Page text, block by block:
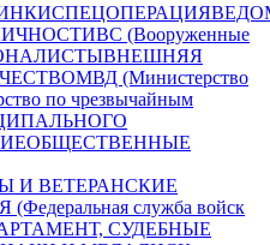
СПЕЦОПЕРАЦИЯ
ВС (Вооруженные
ВНЕШНЯЯ
МВД (Министерство
по чрезвычайным
ОБЩЕСТВЕННЫЕ
И ВЕТЕРАНСКИЕ
служба войск
СУДЕБНЫЕ